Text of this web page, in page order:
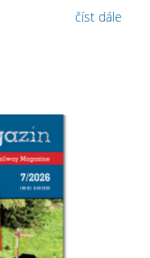
číst dále